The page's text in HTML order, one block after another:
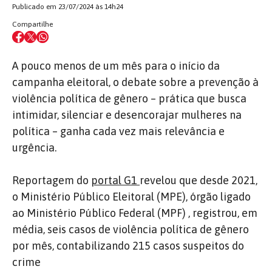
Publicado em 23/07/2024 às 14h24
Compartilhe
A pouco menos de um mês para o início da
campanha eleitoral, o debate sobre a prevenção à
violência política de gênero – prática que busca
intimidar, silenciar e desencorajar mulheres na
política – ganha cada vez mais relevância e
urgência.
Reportagem do portal G1 revelou que desde 2021,
o Ministério Público Eleitoral (MPE), órgão ligado
ao Ministério Público Federal (MPF) , registrou, em
média, seis casos de violência política de gênero
por mês, contabilizando 215 casos suspeitos do
crime